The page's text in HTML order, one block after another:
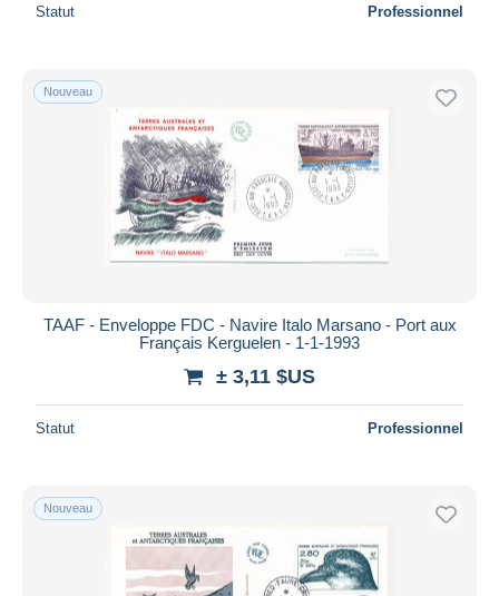
Statut Professionnel
Nouveau
TAAF - Enveloppe FDC - Navire Italo Marsano - Port aux
Français Kerguelen - 1-1-1993
± 3,11 $US
Statut Professionnel
Nouveau